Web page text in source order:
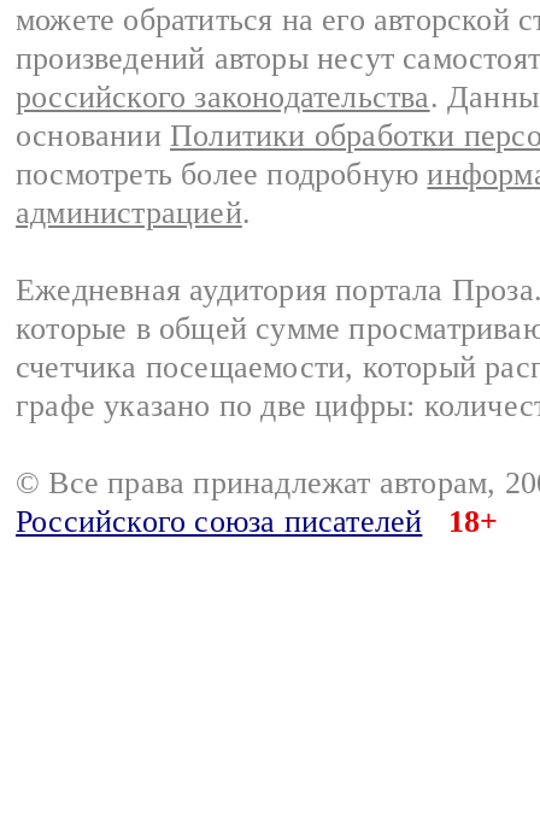
можете обратиться на его авторской
произведений авторы несут
российского законодательства.
основании Политики обработки
посмотреть более подробную
администрацией.
Ежедневная аудитория портала
которые в общей сумме
счетчика посещаемости, который
графе указано по две цифры:
© Все права принадлежат авторам,
Российского союза писателей
18+